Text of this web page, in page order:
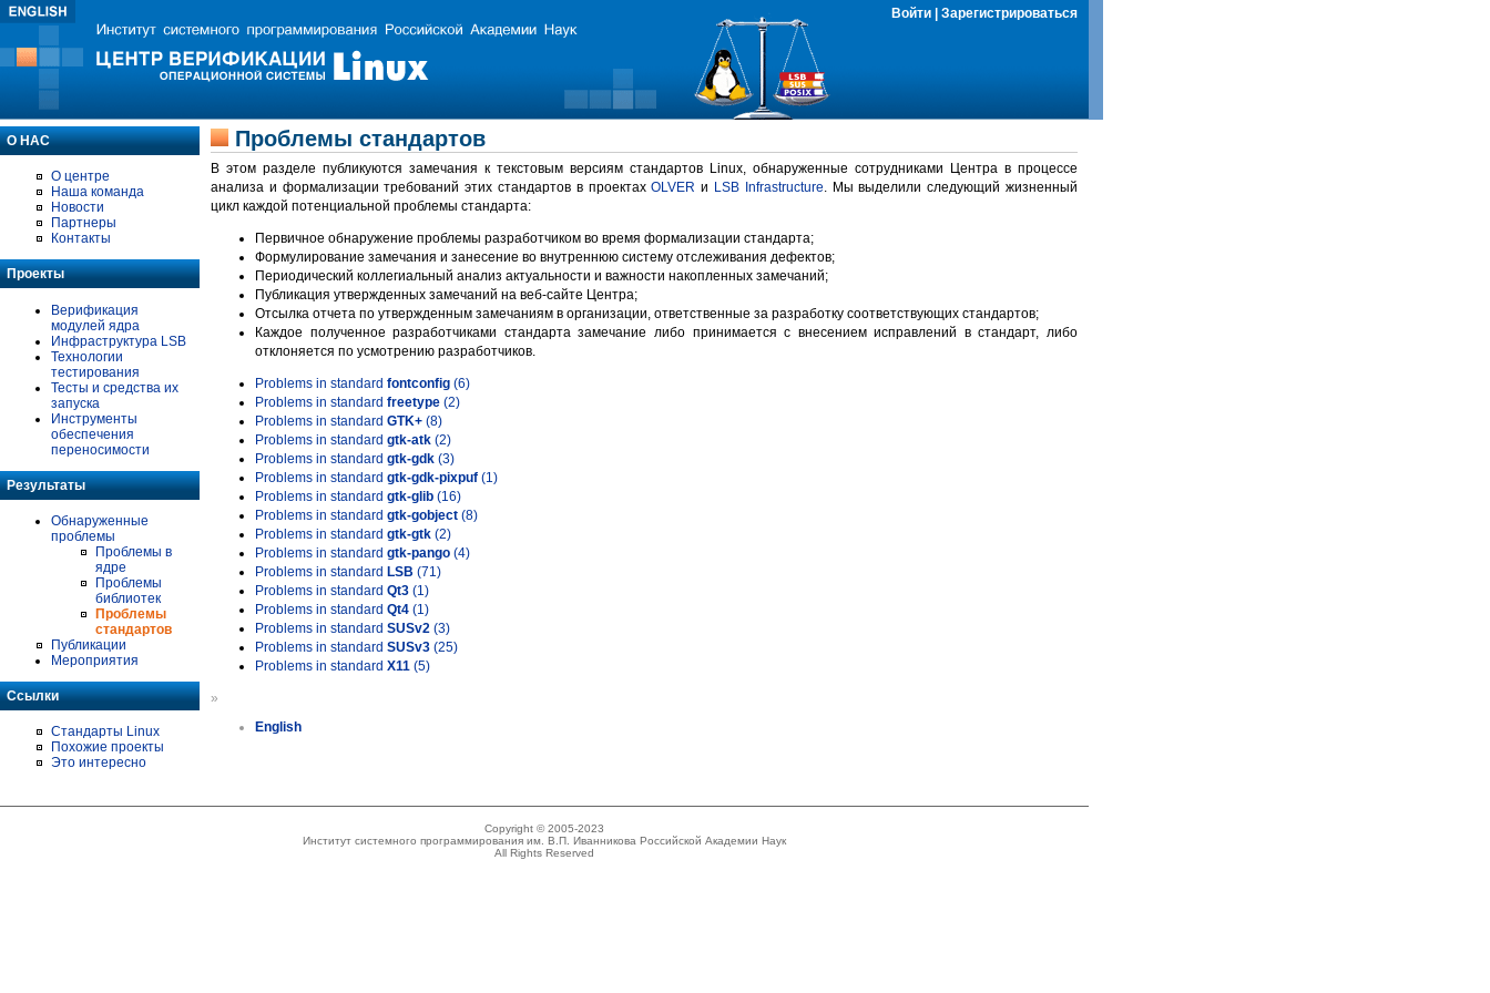
Войти Зарегистрироваться
О НАС
О центре
Наша команда
Новости
Партнеры
Контакты
Проекты
Верификация
модулей ядра
Инфраструктура LSB
Технологии
тестирования
Тесты и средства их
запуска
Инструменты
обеспечения
переносимости
Результаты
Обнаруженные
проблемы
Проблемы в
ядре
Проблемы
библиотек
Проблемы
стандартов
Публикации
Мероприятия
Ссылки
Стандарты Linux
Похожие проекты
Это интересно
Проблемы стандартов
В этом разделе публикуются замечания к текстовым версиям стандартов Linux, обнаруженные сотрудниками Центра в процессе
анализа и формализации требований этих стандартов в проектахOLVER и LSB Infrastructure. Мы выделили следующий жизненный
цикл каждой потенциальной проблемы стандарта:
Первичное обнаружение проблемы разработчиком во время формализации стандарта;
Формулирование замечания и занесение во внутреннюю систему отслеживания дефектов;
Периодический коллегиальный анализ актуальности и важности накопленных замечаний;
Публикация утвержденных замечаний на веб-сайте Центра;
Отсылка отчета по утвержденным замечаниям в организации, ответственные за разработку соответствующих стандартов;
Каждое полученное разработчиками стандарта замечание либо принимается с внесением исправлений в стандарт, либо
отклоняется по усмотрению разработчиков.
Problems in standard fontconfig (6)
Problems in standard freetype (2)
Problems in standard GTK+ (8)
Problems in standard gtk-atk (2)
Problems in standard gtk-gdk (3)
Problems in standard gtk-gdk-pixpuf (1)
Problems in standard gtk-glib (16)
Problems in standard gtk-gobject (8)
Problems in standard gtk-gtk (2)
Problems in standard gtk-pango (4)
Problems in standard LSB (71)
Problems in standard Qt3 (1)
Problems in standard Qt4 (1)
Problems in standard SUSv2 (3)
Problems in standard SUSv3 (25)
Problems in standard X11 (5)
»
English
Copyright © 2005-2023
Институт системного программирования им. В.П. Иванникова Российской Академии Наук
All Rights Reserved